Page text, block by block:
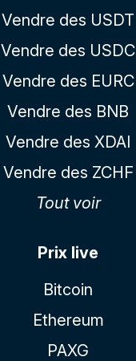
Vendre des USDT
Vendre des USDC
Vendre des EURC
Vendre des BNB
Vendre des XDAI
Vendre des ZCHF
Tout voir
Prix live
Bitcoin
Ethereum
PAXG